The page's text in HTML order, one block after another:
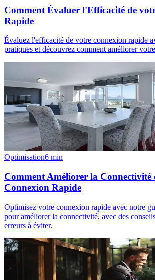
Comment Évaluer l'Efficacité de
Rapide
Évaluez l'efficacité de votre connexion rapide
pratiques et découvrez comment améliorer
Optimisation6 min
Comment Améliorer la Connectivité
Connexion Rapide
Optimisez votre connexion rapide avec notre
pour améliorer la connectivité, avec des
erreurs à éviter.